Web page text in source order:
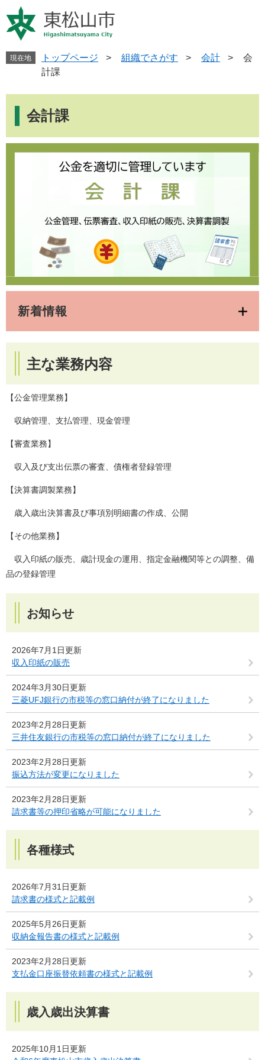
ー
ジ
す
ニ
ュ
し
へ
現在地 トップページ > 組織でさがす > 会計 >
会
計課
会計課
新着情報
主な業務内容
【公金管理業務】
収納管理、支払管理、現金管理
【審査業務】
収入及び支出伝票の審査、債権者登録管理
【決算書調製業務】
歳入歳出決算書及び事項別明細書の作成、公開
【その他業務】
収入印紙の販売、歳計現金の運用、指定金融機関等との調整、備
品の登録管理
お知らせ
2026年7月1日更新
収入印紙の販売
2024年3月30日更新
三菱UFJ銀行の市税等の窓口納付が終了になりました
2023年2月28日更新
三井住友銀行の市税等の窓口納付が終了になりました
2023年2月28日更新
振込方法が変更になりました
2023年2月28日更新
請求書等の押印省略が可能になりました
各種様式
2026年7月31日更新
請求書の様式と記載例
2025年5月26日更新
収納金報告書の様式と記載例
2023年2月28日更新
支払金口座振替依頼書の様式と記載例
歳入歳出決算書
2025年10月1日更新